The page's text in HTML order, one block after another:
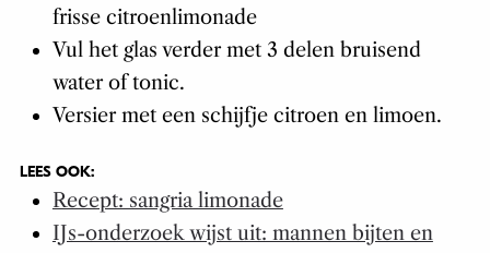
frisse citroenlimonade
Vul het glas verder met 3 delen bruisend
water of tonic.
Versier met een schijfje citroen en limoen.
LEES OOK:
Recept: sangria limonade
IJs-onderzoek wijst uit: mannen bijten en